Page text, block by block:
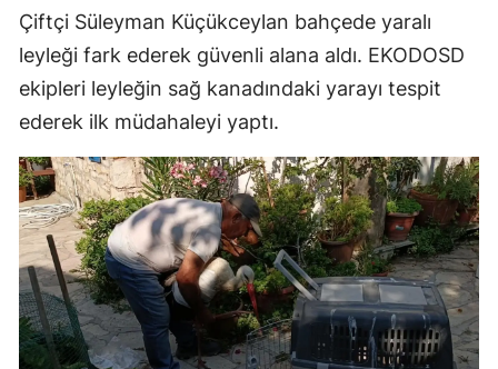
Çiftçi Süleyman Küçükceylan bahçede yaralı
leyleği fark ederek güvenli alana aldı. EKODOSD
ekipleri leyleğin sağ kanadındaki yarayı tespit
ederek ilk müdahaleyi yaptı.